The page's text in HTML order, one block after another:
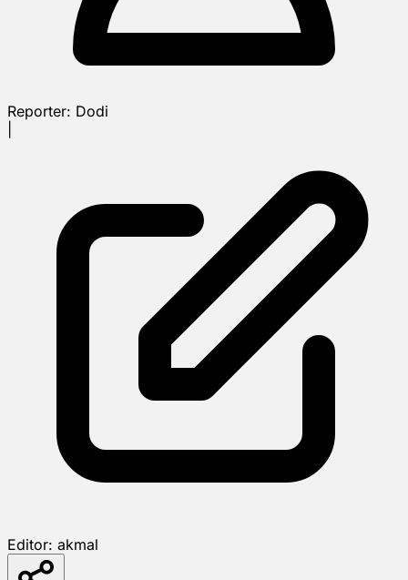
Reporter: Dodi
Editor: akmal